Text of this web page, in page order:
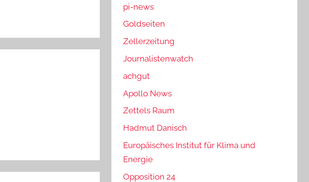
pi-news
Goldseiten
Zellerzeitung
Journalistenwatch
achgut
Apollo News
Zettels Raum
Hadmut Danisch
Europäisches Institut für Klima und
Energie
Opposition 24